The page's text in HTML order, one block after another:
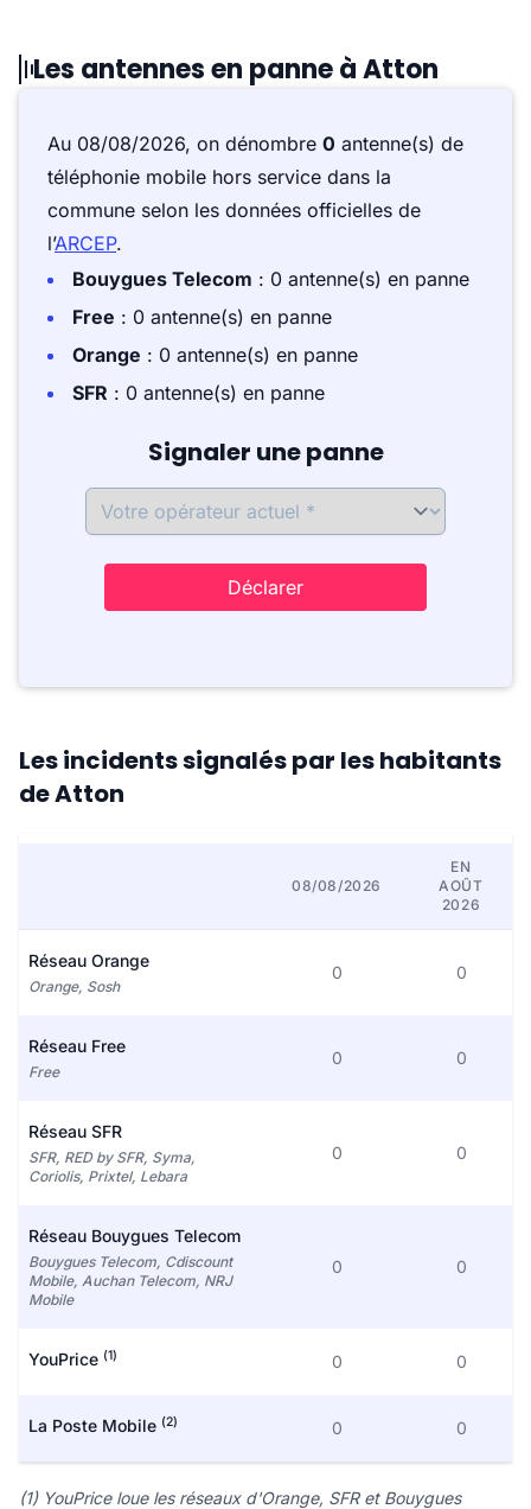
Les antennes en panne à Atton
Au 08/08/2026, on dénombre 0 antenne(s) de
téléphonie mobile hors service dans la
commune selon les données officielles de
l’ARCEP.
Bouygues Telecom : 0 antenne(s) en panne
Free : 0 antenne(s) en panne
Orange : 0 antenne(s) en panne
SFR : 0 antenne(s) en panne
Signaler une panne
Déclarer
Les incidents signalés par les habitants
de Atton
08/08/2026
EN
AOÛT
2026
Réseau Orange
Orange, Sosh
0 0
Réseau Free
Free
0 0
Réseau SFR
SFR, RED by SFR, Syma,
Coriolis, Prixtel, Lebara
0 0
Réseau Bouygues Telecom
Bouygues Telecom, Cdiscount
Mobile, Auchan Telecom, NRJ
Mobile
0 0
YouPrice (1) 0 0
La Poste Mobile (2) 0 0
(1) YouPrice loue les réseaux d'Orange, SFR et Bouygues